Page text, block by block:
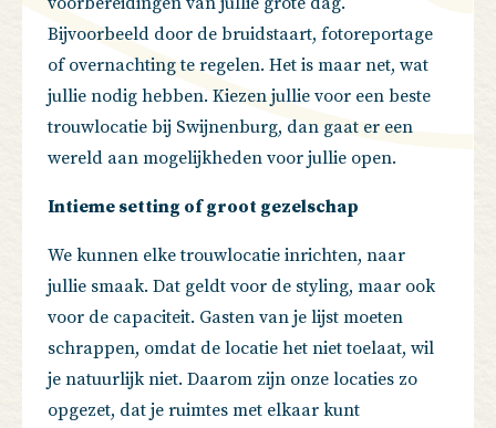
Bijvoorbeeld door de bruidstaart, fotoreportage
of overnachting te regelen. Het is maar net, wat
jullie nodig hebben. Kiezen jullie voor een beste
trouwlocatie bij Swijnenburg, dan gaat er een
wereld aan mogelijkheden voor jullie open.
Intieme setting of groot gezelschap
We kunnen elke trouwlocatie inrichten, naar
jullie smaak. Dat geldt voor de styling, maar ook
voor de capaciteit. Gasten van je lijst moeten
schrappen, omdat de locatie het niet toelaat, wil
je natuurlijk niet. Daarom zijn onze locaties zo
opgezet, dat je ruimtes met elkaar kunt